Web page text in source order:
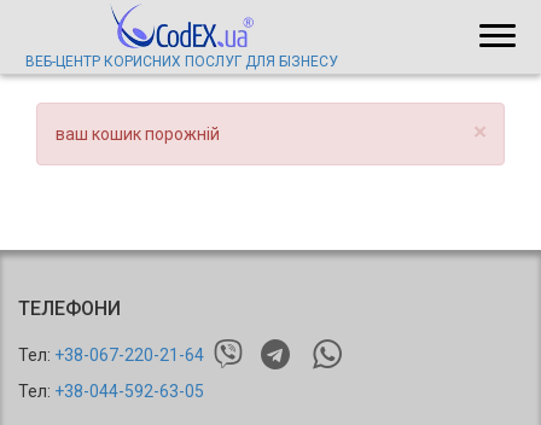
ВЕБ-ЦЕНТР КОРИСНИХ ПОСЛУГ ДЛЯ БІЗНЕСУ
×
ваш кошик порожній
ТЕЛЕФОНИ
Тел: +38-067-220-21-64
Тел: +38-044-592-63-05